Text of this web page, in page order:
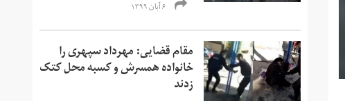
۶ آبان ۱۳۹۹
مقام قضایی: مهرداد سپهری را
خانواده همسرش و کسبه محل کتک
زدند